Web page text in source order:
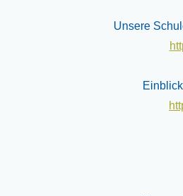
Unsere